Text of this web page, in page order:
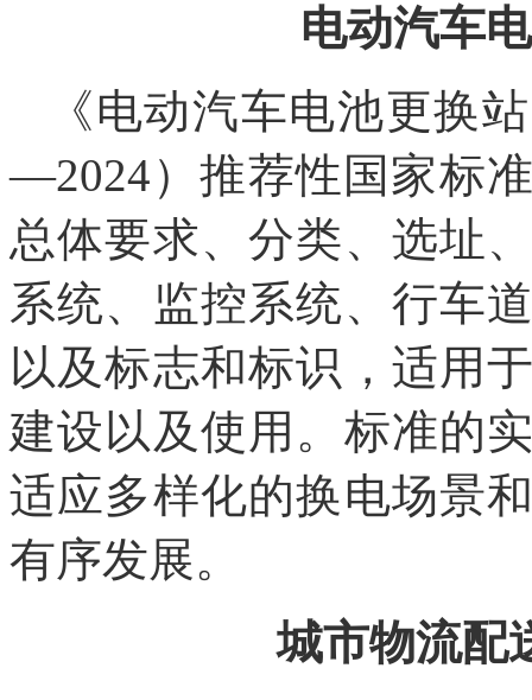
电动汽车
《电动汽车电池更换
—2024）推荐性国家标
总体要求、分类、选址
系统、监控系统、行车
以及标志和标识，适用
建设以及使用。标准的
适应多样化的换电场景
有序发展。
城市物流配